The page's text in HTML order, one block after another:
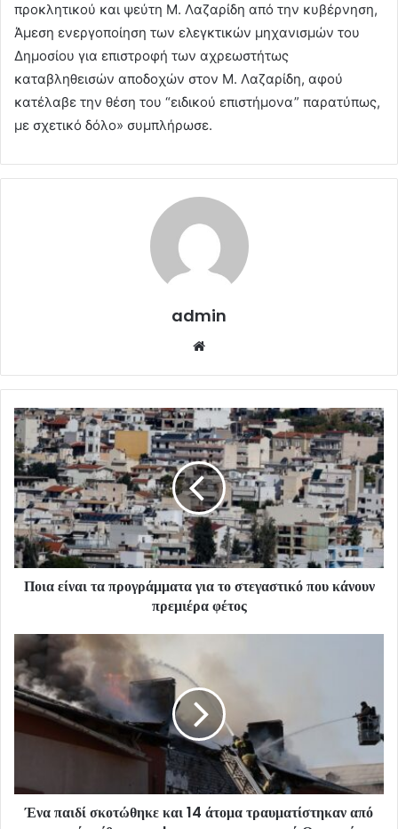
προκλητικού και ψεύτη Μ. Λαζαρίδη από την κυβέρνηση,
Άμεση ενεργοποίηση των ελεγκτικών μηχανισμών του
Δημοσίου για επιστροφή των αχρεωστήτως
καταβληθεισών αποδοχών στον Μ. Λαζαρίδη, αφού
κατέλαβε την θέση του “ειδικού επιστήμονα” παρατύπως,
με σχετικό δόλο» συμπλήρωσε.
admin
Ποια είναι τα προγράμματα για το στεγαστικό που κάνουν
πρεμιέρα φέτος
Ένα παιδί σκοτώθηκε και 14 άτομα τραυματίστηκαν από